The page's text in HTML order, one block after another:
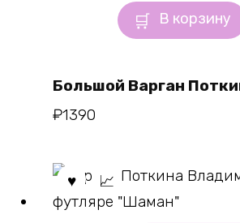
В корзину
Большой Варган
₽1390